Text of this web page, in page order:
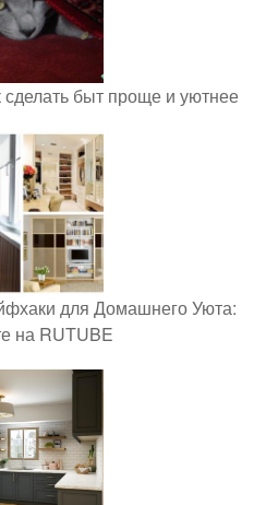
быт проще и уютнее
для Домашнего Уюта:
на RUTUBE